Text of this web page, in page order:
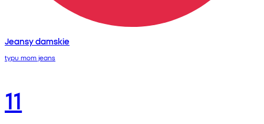
Jeansy damskie
typu mom jeans
11